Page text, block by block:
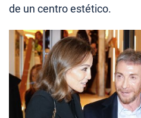
de un centro estético.